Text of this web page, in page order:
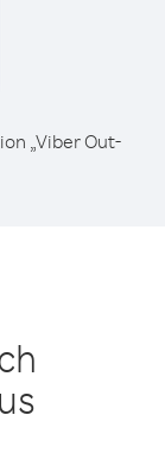
„Viber Out-